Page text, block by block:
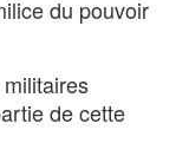
du pouvoir
de cette